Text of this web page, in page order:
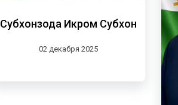
Субхонзода Икром Субхон
02 декабря 2025